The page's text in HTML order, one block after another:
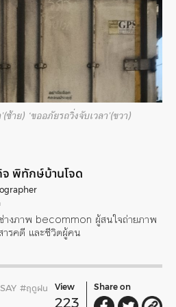
ซ้าย) ‘ขออภัยรถวิ่งจับเวลา'(ขวา)
พิทักษ์บ้านโจด
างภาพ becommon ผู้สนใจถ่ายภาพ
ารคดี และชีวิตผู้คน
#ฤดูฝน View
223
Share on